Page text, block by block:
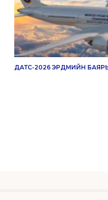
ДАТС-2026 ЭРДМИЙН